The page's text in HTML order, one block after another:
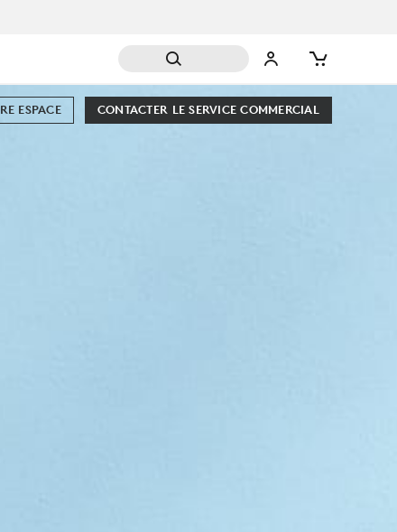
CONTACTER LE SERVICE COMMERCIAL
ESPACE